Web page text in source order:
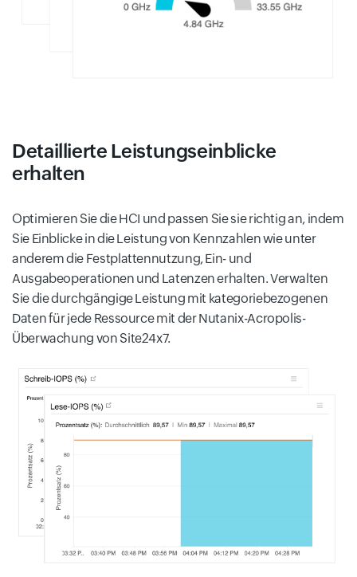
Detaillierte Leistungseinblicke
erhalten
Optimieren Sie die HCI und passen Sie sie richtig an, indem
Sie Einblicke in die Leistung von Kennzahlen wie unter
anderem die Festplattennutzung, Ein- und
Ausgabeoperationen und Latenzen erhalten. Verwalten
Sie die durchgängige Leistung mit kategoriebezogenen
Daten für jede Ressource mit der Nutanix-Acropolis-
Überwachung von Site24x7.